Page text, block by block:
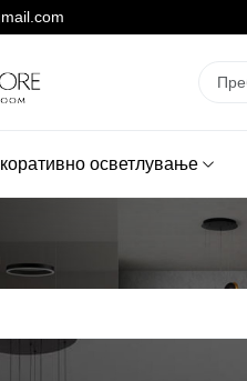
осветлување